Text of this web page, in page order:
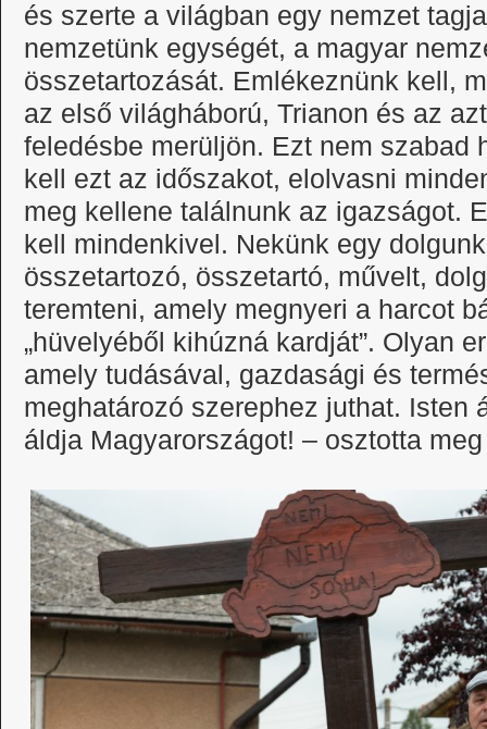
és szerte a világban egy nemzet
nemzetünk egységét, a magyar
összetartozását. Emlékeznünk kell,
az első világháború, Trianon és az
feledésbe merüljön. Ezt nem szabad
kell ezt az időszakot, elolvasni
meg kellene találnunk az igazságot.
kell mindenkivel. Nekünk egy
összetartozó, összetartó, művelt,
teremteni, amely megnyeri a harcot
„hüvelyéből kihúzná kardját”. Olyan
amely tudásával, gazdasági és
meghatározó szerephez juthat. Isten
áldja Magyarországot! – osztotta